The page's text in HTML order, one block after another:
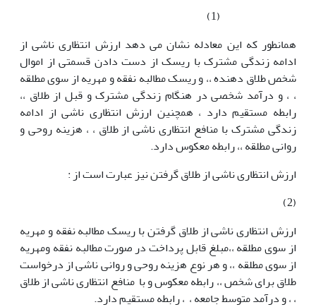
(1)
همانطور که این معادله نشان می دهد ارزش انتظاری ناشی از
ادامه زندگی مشترک با ریسک از دست دادن قسمتی از اموال
شخص طلاق دهنده ،، و ریسک مطالبه نفقه و مهریه از سوی مطلقه
، ، و درآمد شخصی در هنگام زندگی مشترک و قبل از طلاق ،،
رابطه مستقیم دارد ، همچنین ارزش انتظاری ناشی از ادامه
زندگی مشترک با منافع انتظاری ناشی از طلاق ، ، هزینه روحی و
روانی مطلقه ،، رابطه معکوس دارد.
ارزش انتظاری ناشی از طلاق گرفتن نیز عبارت است از :
(2)
ارزش انتظاری ناشی از طلاق گرفتن با ریسک مطالبه نفقه و مهریه
از سوی مطلقه ،،مبلغ قابل پرداخت در صورت مطالبه نفقه ومهریه
از سوی مطلقه ،، و هر نوع هزینه روحی و روانی ناشی از درخواست
طلاق برای شخص ،، رابطه معکوس و با منافع انتظاری ناشی از طلاق
، ، و درآمد متوسط جامعه ، ، رابطه مستقیم دارد.